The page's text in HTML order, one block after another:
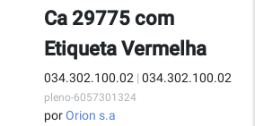
Ca 29775 com
Etiqueta Vermelha
034.302.100.02 | 034.302.100.02
pleno-6057301324
porOrion s.a